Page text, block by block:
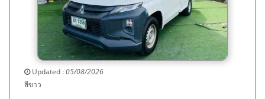
Updated :05/08/2026
สีขาว